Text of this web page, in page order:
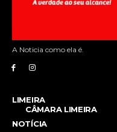
A Noticia como ela é.
LIMEIRA
CÂMARA LIMEIRA
NOTÍCIA